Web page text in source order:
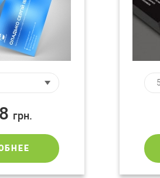
грн.